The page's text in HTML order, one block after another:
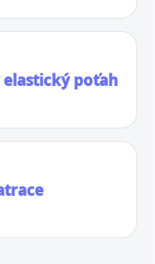
elastický poťah